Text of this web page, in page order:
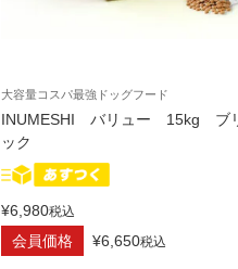
大容量コスパ最強ドッグフード
INUMESHI バリュー 15kg ブ
ック
¥6,980税込
会員価格 ¥6,650税込